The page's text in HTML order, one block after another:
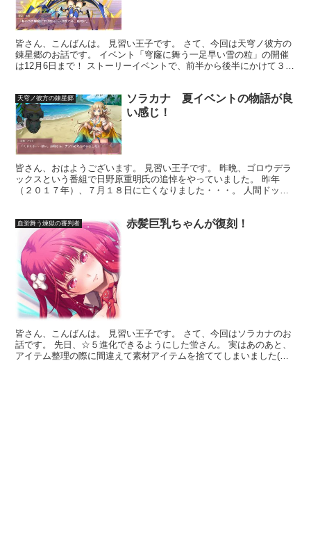
皆さん、こんばんは。 見習い王子です。 さて、今回は天穹ノ彼方の
錬星郷のお話です。 イベント「穹窿に舞う一足早い雪の粒」の開催
は12月6日まで！ ストーリーイベントで、前半から後半にかけて３０
天穹ノ彼方の錬星郷
ソラカナ 夏イベントの物語が良
い感じ！
皆さん、おはようございます。 見習い王子です。 昨晩、ゴロウデラ
ックスという番組で日野原重明氏の追悼をやっていました。 昨年
（２０１７年）、７月１８日に亡くなりました・・・。 人間ドッグ
血蛍舞う煉獄の審判者 赤髪巨乳ちゃんが復刻！
皆さん、こんばんは。 見習い王子です。 さて、今回はソラカナのお
話です。 先日、☆５進化できるようにした蛍さん。 実はあのあと、
アイテム整理の際に間違えて素材アイテムを捨ててしまいました(